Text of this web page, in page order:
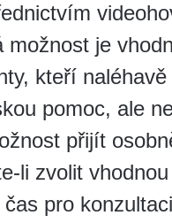
možnost je
kteří
pomoc, ale
přijít
li zvolit
čas pro